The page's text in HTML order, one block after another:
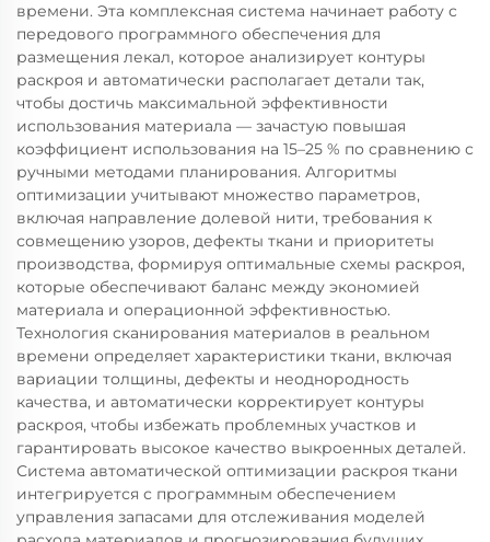
времени. Эта комплексная система начинает работу с
передового программного обеспечения для
размещения лекал, которое анализирует контуры
раскроя и автоматически располагает детали так,
чтобы достичь максимальной эффективности
использования материала — зачастую повышая
коэффициент использования на 15–25 % по сравнению с
ручными методами планирования. Алгоритмы
оптимизации учитывают множество параметров,
включая направление долевой нити, требования к
совмещению узоров, дефекты ткани и приоритеты
производства, формируя оптимальные схемы раскроя,
которые обеспечивают баланс между экономией
материала и операционной эффективностью.
Технология сканирования материалов в реальном
времени определяет характеристики ткани, включая
вариации толщины, дефекты и неоднородность
качества, и автоматически корректирует контуры
раскроя, чтобы избежать проблемных участков и
гарантировать высокое качество выкроенных деталей.
Система автоматической оптимизации раскроя ткани
интегрируется с программным обеспечением
управления запасами для отслеживания моделей